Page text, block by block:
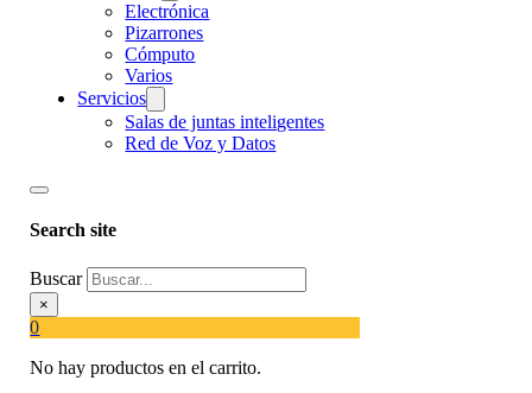
Electrónica
Pizarrones
Cómputo
Varios
Servicios
Salas de juntas inteligentes
Red de Voz y Datos
Search site
Buscar
×
0
No hay productos en el carrito.